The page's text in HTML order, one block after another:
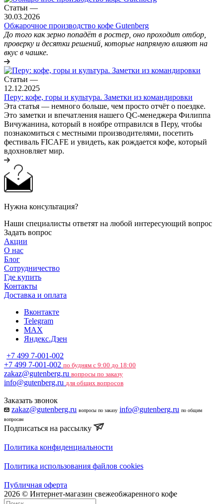
Статьи —
30.03.2026
Обжарочное производство кофе Gutenberg
До того как зерно попадёт в ростер, оно проходит отбор,
проверку и десятки решений, которые напрямую влияют на
вкус в чашке.
Статьи —
12.12.2025
Перу: кофе, горы и культура. Заметки из командировки
Эта статья — немного больше, чем просто отчёт о поездке.
Это заметки и впечатления нашего QC-менеджера Филиппа
Вичужанина, который в ноябре отправился в Перу, чтобы
познакомиться с местными производителями, посетить
фестиваль FICAFE и увидеть, как рождается кофе, который
вдохновляет мир.
Нужна консультация?
Наши специалисты ответят на любой интересующий вопрос
Задать вопрос
Акции
О нас
Блог
Сотрудничество
Где купить
Контакты
Доставка и оплата
Вконтакте
Telegram
MAX
Яндекс.Дзен
+7 499 7-001-002
+7 499 7-001-002 по будням с 9:00 до 18:00
zakaz@gutenberg.ru вопросы по заказу
info@gutenberg.ru для общих вопросов
Заказать звонок
zakaz@gutenberg.ru вопросы по заказу info@gutenberg.ru по общим
вопросам
Подписаться на рассылку
Политика конфиденциальности
Политика использования файлов cookies
Публичная оферта
2026 © Интернет-магазин свежеобжаренного кофе